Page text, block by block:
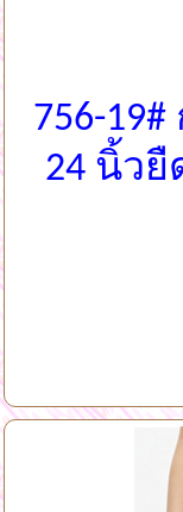
756-
24 นิ้วยื